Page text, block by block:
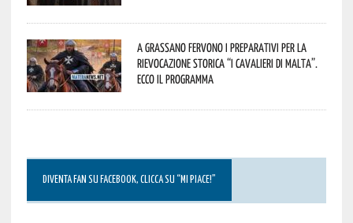
A Grassano fervono i preparativi per la
Rievocazione Storica “I CAVALIERI DI MALTA”.
Ecco il programma
DIVENTA FAN SU FACEBOOK, CLICCA SU “MI PIACE!”